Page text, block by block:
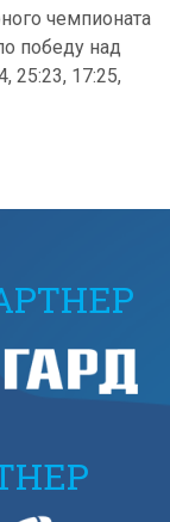
чемпионата
победу над
25:23, 17:25,